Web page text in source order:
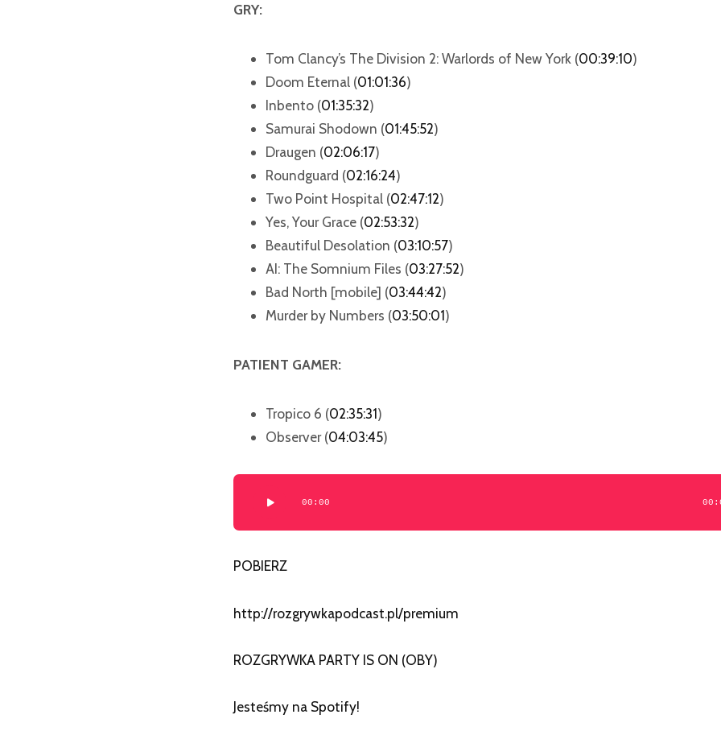
GRY:
Tom Clancy’s The Division 2: Warlords of New York (00:39:10)
Doom Eternal (01:01:36)
Inbento (01:35:32)
Samurai Shodown (01:45:52)
Draugen (02:06:17)
Roundguard (02:16:24)
Two Point Hospital (02:47:12)
Yes, Your Grace (02:53:32)
Beautiful Desolation (03:10:57)
AI: The Somnium Files (03:27:52)
Bad North [mobile] (03:44:42)
Murder by Numbers (03:50:01)
PATIENT GAMER:
Tropico 6 (02:35:31)
Observer (04:03:45)
Odtwarzacz
plików
dźwiękowych
00:00
POBIERZ
http://rozgrywkapodcast.pl/premium
ROZGRYWKA PARTY IS ON (OBY)
Jesteśmy na Spotify!